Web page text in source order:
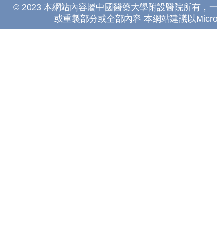
© 2023 本網站內容屬中國醫藥大學附設醫院所有，
或重製部分或全部內容 本網站建議以